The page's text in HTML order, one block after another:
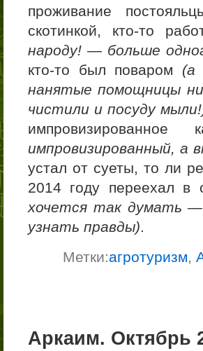
проживание
скотинкой, кто-то
народу! — больше
кто-то был поваром (а
нанятые помощницы
чистили и посуду
импровизированный, а
устал от суеты, то ли
2014 году переехал
хочется так думать
узнать правды).
Метки:агротуризм,
Аркаим. Октябрь